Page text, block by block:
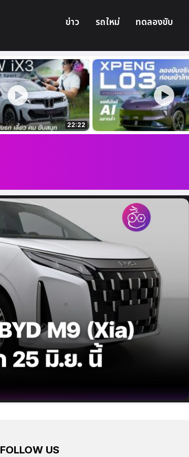
ข่าว รถใหม่ ทดลองขับ
22:22
FOLLOW US